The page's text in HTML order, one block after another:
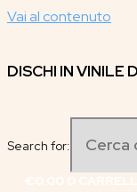
Vai al contenuto
DISCHI IN VINILE
Search for: